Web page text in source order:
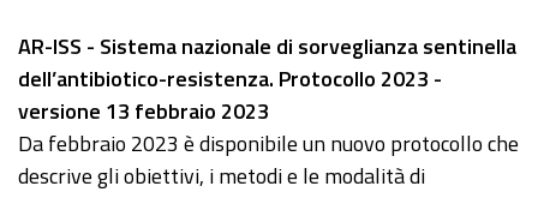
AR-ISS - Sistema nazionale di sorveglianza sentinella
dell’antibiotico-resistenza. Protocollo 2023 -
versione 13 febbraio 2023
Da febbraio 2023 è disponibile un nuovo protocollo che
descrive gli obiettivi, i metodi e le modalità di